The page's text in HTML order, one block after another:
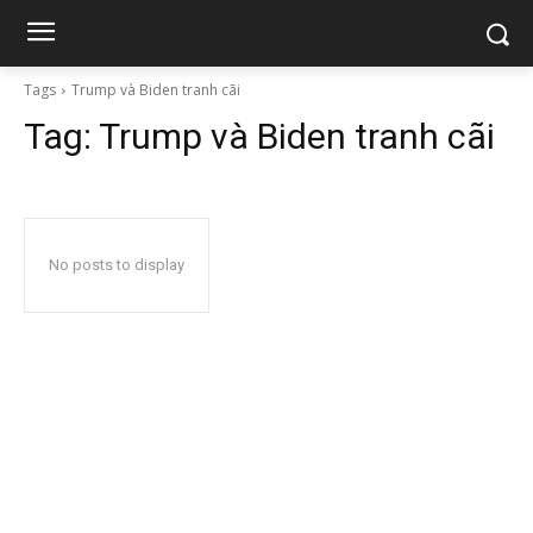
Tags Trump và Biden tranh cãi
Tag: Trump và Biden tranh cãi
No posts to display